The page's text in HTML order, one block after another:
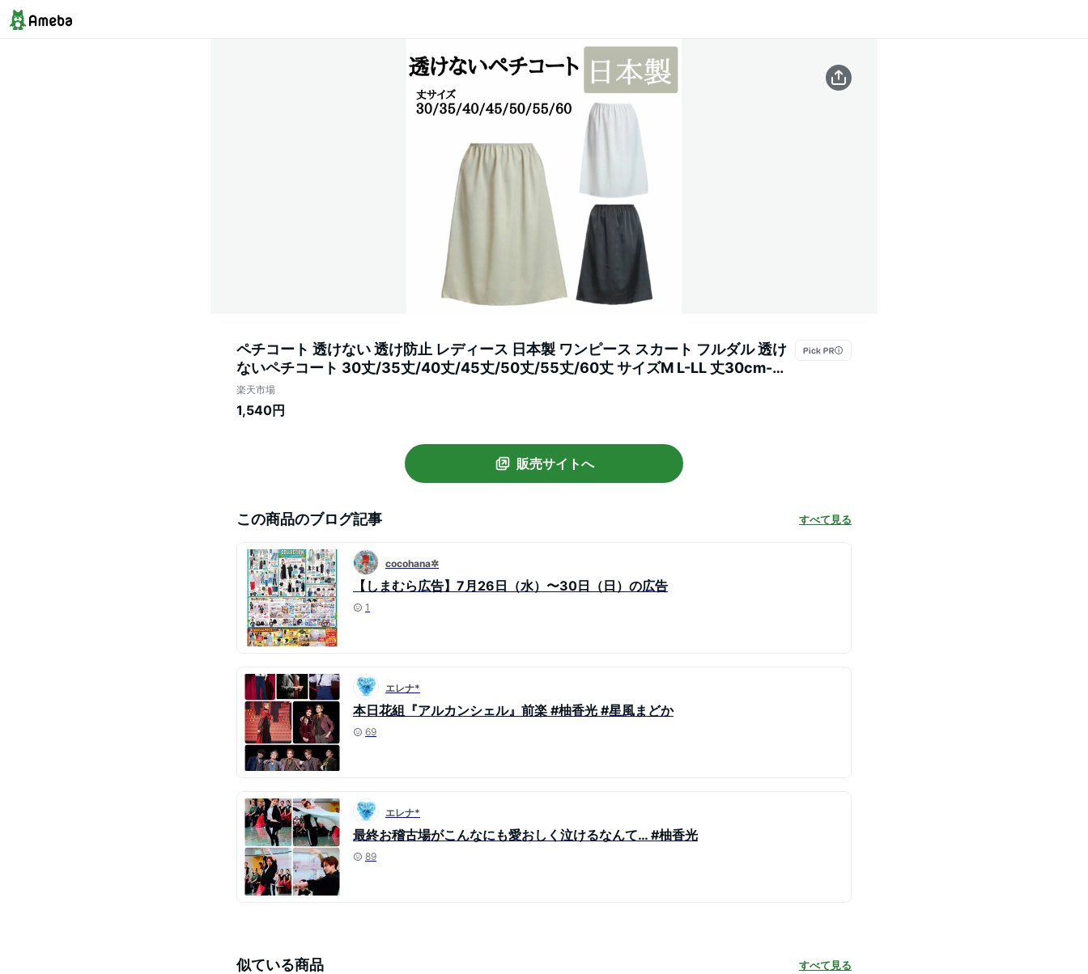
ペチコート 透けない 透け防止 レディース 日本製 ワンピース スカート フルダル 透け
ないペチコート 30丈/35丈/40丈/45丈/50丈/55丈/60丈 サイズM L-LL 丈30cm-
60cm 全3色 (大きいサイズ ワンピ 黒 白 インナースカート )
楽天市場
1,540円
販売サイトへ
この商品のブログ記事 すべて見る
cocohana✲
【しまむら広告】7月26日（水）〜30日（日）の広告
1
エレナ*
本日花組『アルカンシェル』前楽 #柚香光 #星風まどか
69
エレナ*
最終お稽古場がこんなにも愛おしく泣けるなんて… #柚香光
89
似ている商品 すべて見る